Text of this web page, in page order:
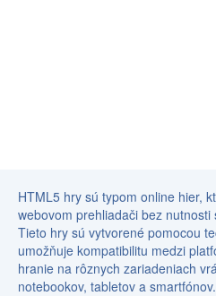
HTML5 hry sú typom online hier,
webovom prehliadači bez
Tieto hry sú vytvorené pomocou
umožňuje kompatibilitu medzi
hranie na rôznych zariadeniach
notebookov, tabletov a smartfónov.